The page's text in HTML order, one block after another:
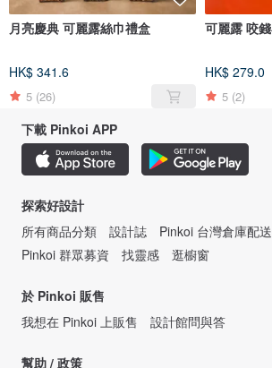
月亮慶典 可麗露絲巾禮盒
HK$ 341.6
5 (26)
HK$ 279.0
5 (2)
下載 Pinkoi APP
探索好設計
所有商品分類
設計誌 Pinkoi 台灣倉庫配送
Pinkoi 群眾募資
找靈感 逛櫥窗
於 Pinkoi 販售
我想在 Pinkoi 上販售
設計館問與答
幫助 / 政策